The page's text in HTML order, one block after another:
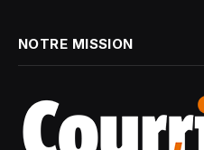
NOTRE MISSION